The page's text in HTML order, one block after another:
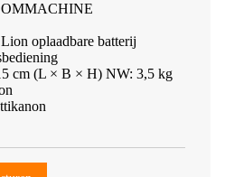
oplaadbare batterij
cm (L × B × H) NW: 3,5 kg